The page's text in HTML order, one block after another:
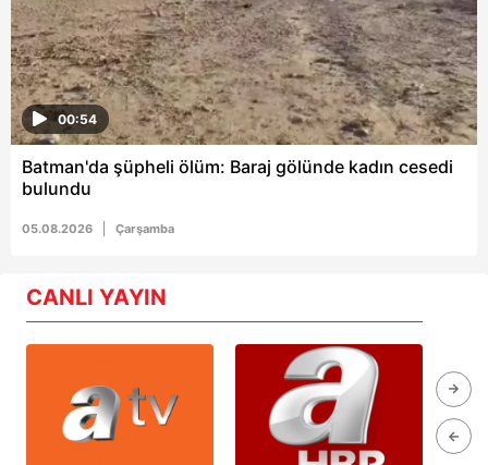
00:54
Batman'da şüpheli ölüm: Baraj gölünde kadın cesedi
bulundu
05.08.2026 Çarşamba
CANLI YAYIN